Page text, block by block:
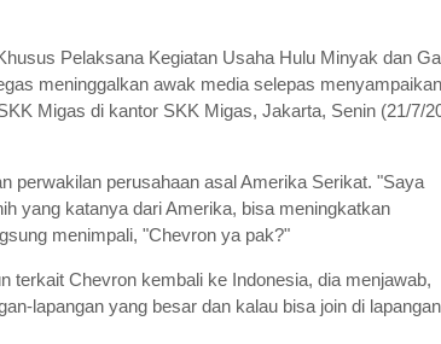
Pelaksana Kegiatan Usaha Hulu Minyak dan
meninggalkan awak media selepas menyampaikan
Migas di kantor SKK Migas, Jakarta, Senin (21/7/
perwakilan perusahaan asal Amerika Serikat. "Saya
yang katanya dari Amerika, bisa meningkatkan
menimpali, "Chevron ya pak?"
terkait Chevron kembali ke Indonesia, dia menjawab,
lapangan yang besar dan kalau bisa join di lapangan